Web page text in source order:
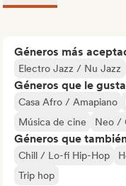
Géneros más
Electro Jazz / Nu Jazz
Géneros que le
Casa Afro / Amapiano
Música de cine
Neo /
Géneros que
Chill / Lo-fi Hip-Hop
Trip hop